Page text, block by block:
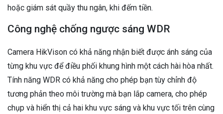
hoặc giám sát quầy thu ngân, khi đếm tiền.
Công nghệ chống ngược sáng WDR
Camera HikVison có khả năng nhận biết được ánh sáng của
từng khu vực để điều phối khung hình một cách hài hòa nhất.
Tính năng WDR có khả năng cho phép bạn tùy chỉnh độ
tương phản theo môi trường mà bạn lắp camera, cho phép
chụp và hiển thị cả hai khu vực sáng và khu vực tối trên cùng